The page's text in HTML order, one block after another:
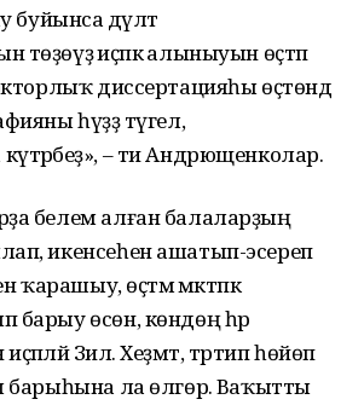
буйынса дәүләт
иҫәпкә алыныуын өҫтәп
диссерта­цияһы өҫтөндә
һүҙҙә түгел,
– ти Андрющенколар.
белем алған балаларҙың
икенсеһен ашатып-эсереп
ҡарашыу, өҫтәмә мәктәпкә
барыу өсөн, көндөң һәр
Зилә. Хеҙмәт, тәртип һөйөп
барыһына ла өлгөрә. Ваҡытты